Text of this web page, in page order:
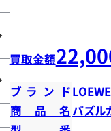
買取金額
ブランドLOEWE
商品名パズル